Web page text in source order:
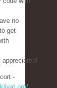
no
get
-